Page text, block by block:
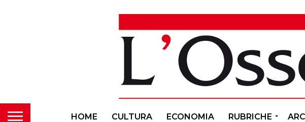
HOME CULTURA ECONOMIA RUBRICHE